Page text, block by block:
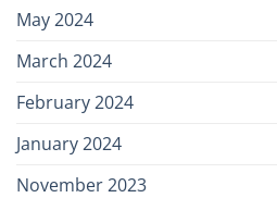
May 2024
March 2024
February 2024
January 2024
November 2023